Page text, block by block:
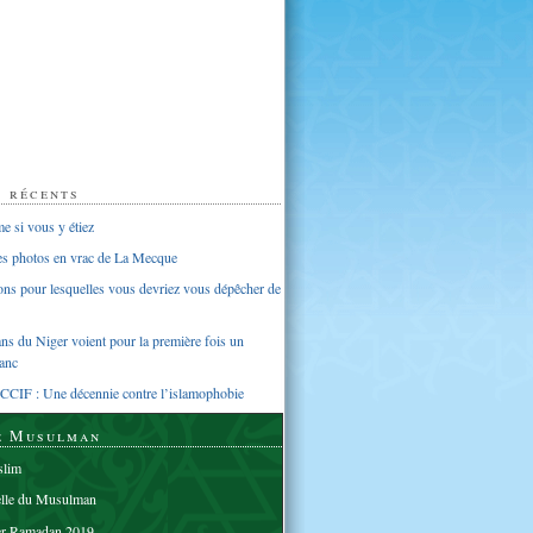
si vous y étiez
photos en vrac de La Mecque
pour lesquelles vous devriez vous dépêcher de
du Niger voient pour la première fois un
: Une décennie contre l’islamophobie
Musulman
du Musulman